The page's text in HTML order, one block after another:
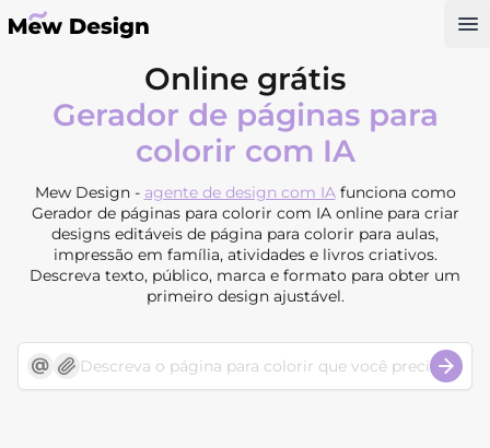
Online grátis
Gerador de páginas para
colorir com IA
Mew Design - agente de design com IAfunciona como
Gerador de páginas para colorir com IA online para criar
designs editáveis de página para colorir para aulas,
impressão em família, atividades e livros criativos.
Descreva texto, público, marca e formato para obter um
primeiro design ajustável.